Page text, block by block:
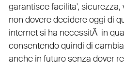
garantiscefacilita', sicurezza,
non dovere decidere oggi di
internet si ha necessitÃ in
consentendo quindi di
anche in futuro senza dover